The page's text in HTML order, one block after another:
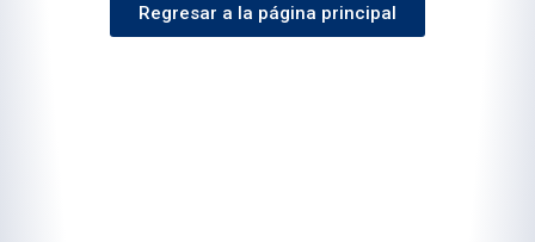
Regresar a la página principal